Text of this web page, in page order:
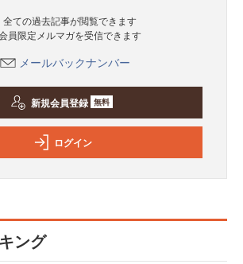
全ての過去記事が閲覧できます
員限定メルマガを受信できます
メールバックナンバー
新規会員登録 無料
ログイン
ング